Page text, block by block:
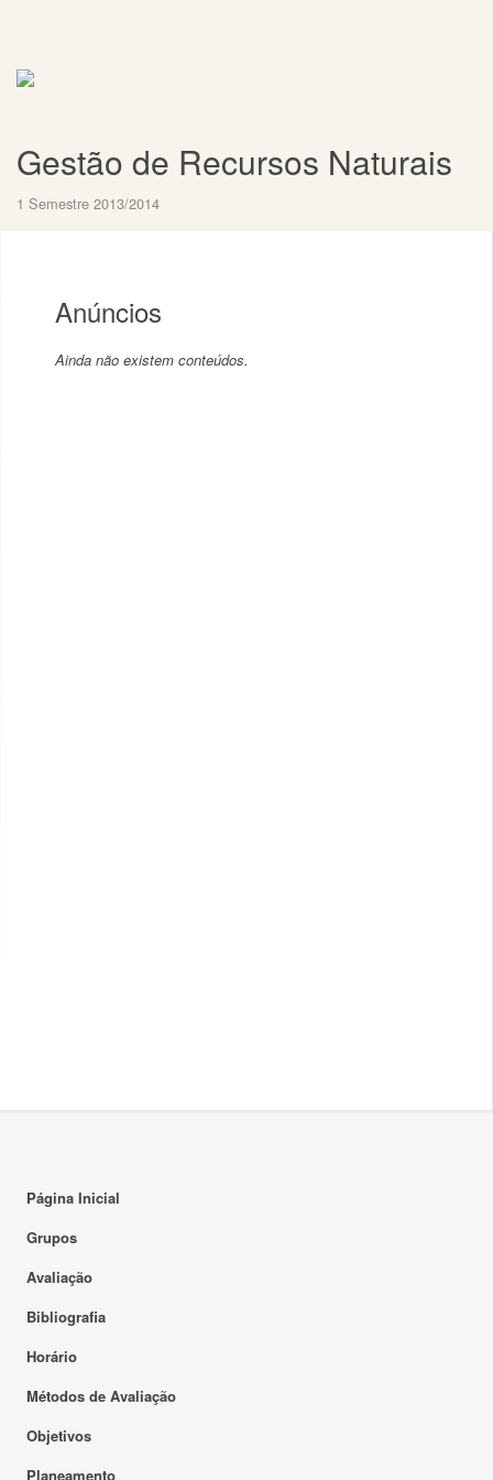
Gestão de Recursos Naturais
1 Semestre 2013/2014
Anúncios
Ainda não existem conteúdos.
Página Inicial
Grupos
Avaliação
Bibliografia
Horário
Métodos de Avaliação
Objetivos
Planeamento